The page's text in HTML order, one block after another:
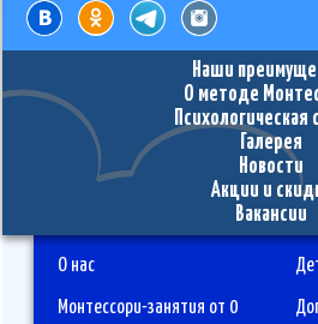
Наши
О методе
Психологическая
Галерея
Новости
Акции и
Вакансии
О нас
Монтессори-занятия от 0